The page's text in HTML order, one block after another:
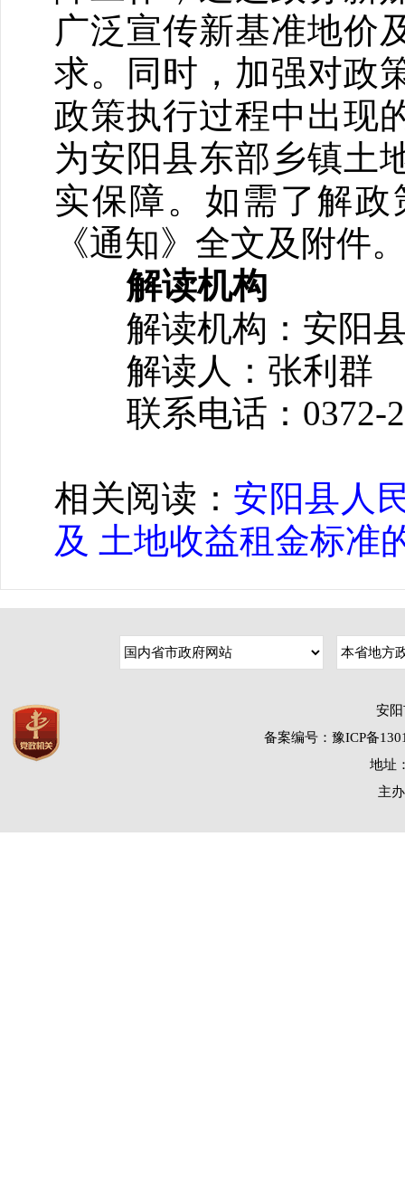
广泛宣传新基准地价
求。同时，加强对政
政策执行过程中出现
为安阳县东部乡镇土
实保障。如需了解
《通知》全文及附件
解读机构
解读机构：安阳县
解读人：张利群
联系电话：0372-
相关阅读： 安阳县人
及 土地收益租金标准
安
备案编号：豫ICP备
地址
主